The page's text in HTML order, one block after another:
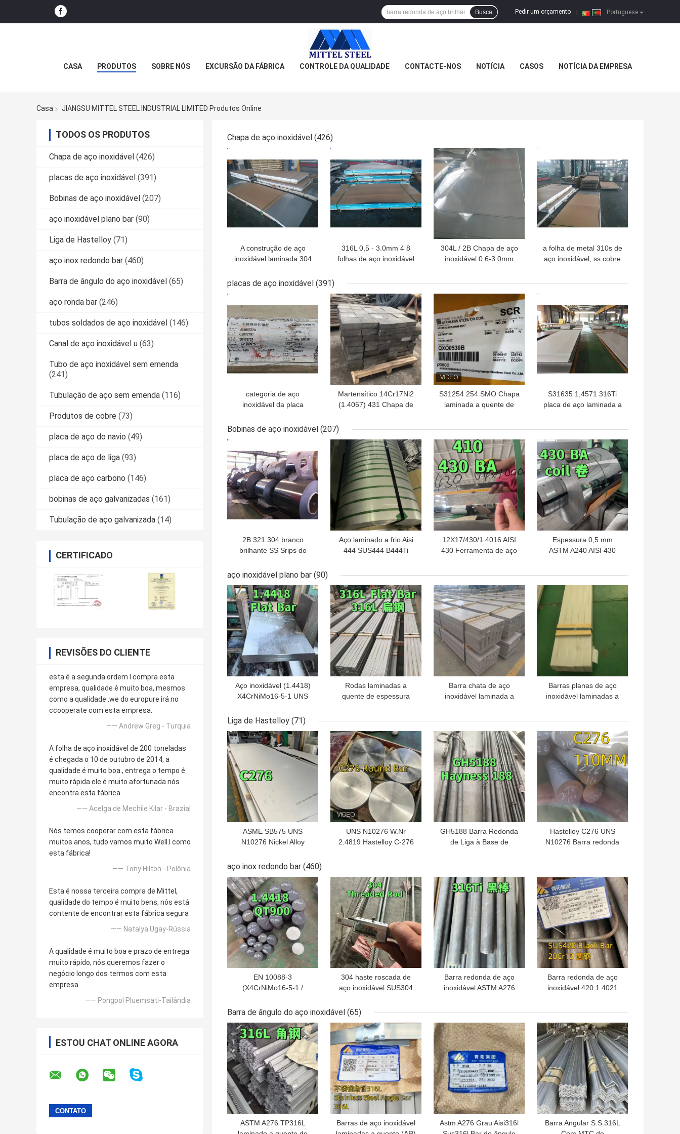
Portuguese
Pedir um orçamento
Busca
CASA PRODUTOS SOBRE NÓS EXCURSÃO DA FÁBRICA CONTROLE DA QUALIDADE CONTACTE-NOS NOTÍCIA CASOS NOTÍCIA DA EMPRESA
Casa JIANGSU MITTEL STEEL INDUSTRIAL LIMITED Produtos Online
TODOS OS PRODUTOS
Chapa de aço inoxidável (426)
placas de aço inoxidável (391)
Bobinas de aço inoxidável (207)
aço inoxidável plano bar (90)
Liga de Hastelloy (71)
aço inox redondo bar (460)
Barra de ângulo do aço inoxidável (65)
aço ronda bar (246)
tubos soldados de aço inoxidável (146)
Canal de aço inoxidável u (63)
Tubo de aço inoxidável sem emenda
(241)
Tubulação de aço sem emenda (116)
Produtos de cobre (73)
placa de aço do navio (49)
placa de aço de liga (93)
placa de aço carbono (146)
bobinas de aço galvanizadas (161)
Tubulação de aço galvanizada (14)
CERTIFICADO
REVISÕES DO CLIENTE
esta é a segunda ordem l compra esta
empresa, qualidade é muito boa, mesmos
como a qualidade .we do europure irá no
ccooperate com esta empresa.
—— Andrew Greg - Turquia
A folha de aço inoxidável de 200 toneladas
é chegada o 10 de outubro de 2014, a
qualidade é muito boa., entrega o tempo é
muito rápida ele é muito afortunada nós
encontra esta fábrica
—— Acelga de Mechile Kilar - Brazial
Nós temos cooperar com esta fábrica
muitos anos, tudo vamos muito Well.l como
esta fábrica!
—— Tony Hilton - Polônia
Esta é nossa terceira compra de Mittel,
qualidade do tempo é muito bens, nós está
contente de encontrar esta fábrica segura
—— Natalya Ugay-Rússia
A qualidade é muito boa e prazo de entrega
muito rápido, nós queremos fazer o
negócio longo dos termos com esta
empresa
—— Pongpol Pluemsati-Tailândia
ESTOU CHAT ONLINE AGORA
Chapa de aço inoxidável (426)
A construção de aço
inoxidável laminada 304
revestimento da
316L 0,5 - 3.0mm 4 8
folhas de aço inoxidável
304L / 2B Chapa de aço
inoxidável 0.6-3.0mm
MELHOR PREÇO
a folha de metal 310s de
aço inoxidável, ss cobre
placas de aço inoxidável (391)
categoria de aço
inoxidável da placa
DIN1.4404
Martensítico 14Cr17Ni2
(1.4057) 431 Chapa de
a quente 8-100mm Corte
MELHOR PREÇO
S31254 254 SMO Chapa
laminada a quente de
3.0*1219*2438mm
S31635 1,4571 316Ti
placa de aço laminada a
Bobinas de aço inoxidável (207)
2B 321 304 branco
brilhante SS Srips do
inoxidável da bobina
Aço laminado a frio Aisi
444 SUS444 B444Ti
MELHOR PREÇO
12X17/430/1.4016 AISI
430 Ferramenta de aço
MELHOR PREÇO
Espessura 0,5 mm
ASTM A240 AISI 430
MELHOR PREÇO
aço inoxidável plano bar (90)
Aço inoxidável (1.4418)
X4CrNiMo16-5-1 UNS
barra plana de acordo
com a DIN EN 10088-3
230x45
MELHOR PREÇO
Rodas laminadas a
quente de espessura
MELHOR PREÇO
Barra chata de aço
inoxidável laminada a
MELHOR PREÇO
Barras planas de aço
inoxidável laminadas a
MELHOR PREÇO
Liga de Hastelloy (71)
ASME SB575 UNS
N10276 Nickel Alloy
Plate 1.5*1219*2438mm
MELHOR PREÇO
UNS N10276 W.Nr
2.4819 Hastelloy C-276
MELHOR PREÇO
GH5188 Barra Redonda
de Liga à Base de
3.1 EN 10204
MELHOR PREÇO
Hastelloy C276 UNS
N10276 Barra redonda
MELHOR PREÇO
aço inox redondo bar (460)
EN 10088-3
(X4CrNiMo16-5-1 /
de aço inoxidável
MELHOR PREÇO
304 haste roscada de
aço inoxidável SUS304
inoxidável Ø22 x
MELHOR PREÇO
Barra redonda de aço
inoxidável ASTM A276
MELHOR PREÇO
Barra redonda de aço
inoxidável 420 1.4021
MELHOR PREÇO
Barra de ângulo do aço inoxidável (65)
ASTM A276 TP316L
MELHOR PREÇO
Barras de aço inoxidável
MELHOR PREÇO
Astm A276 Grau Aisi316l
MELHOR PREÇO
Barra Angular S.S.316L
MELHOR PREÇO